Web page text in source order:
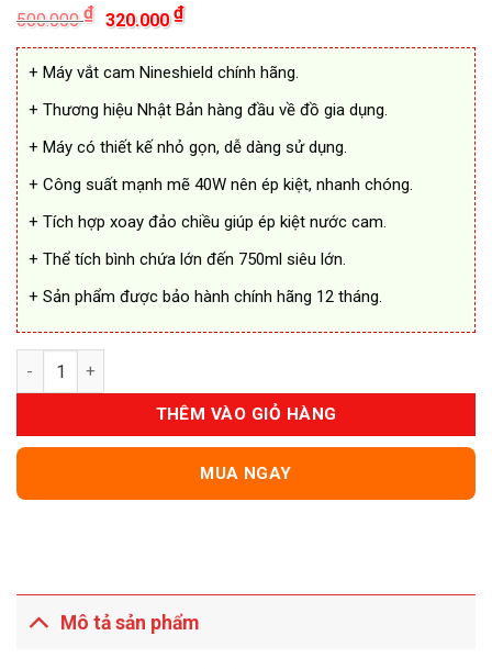
500.000₫ Giá
gốc
là:
500.000 ₫.
320.000₫Giá
hiện
tại
là:
320.000 ₫.
+ Máy vắt cam Nineshield chính hãng.
+ Thương hiệu Nhật Bản hàng đầu về đồ gia dụng.
+ Máy có thiết kế nhỏ gọn, dễ dàng sử dụng.
+ Công suất mạnh mẽ 40W nên ép kiệt, nhanh chóng.
+ Tích hợp xoay đảo chiều giúp ép kiệt nước cam.
+ Thể tích bình chứa lớn đến 750ml siêu lớn.
+ Sản phẩm được bảo hành chính hãng 12 tháng.
Máy Vắt Cam Nineshield KB-L6 Chính Hãng Nhật Bản số lượng
THÊM VÀO GIỎ HÀNG
MUA NGAY
Mô tả sản phẩm